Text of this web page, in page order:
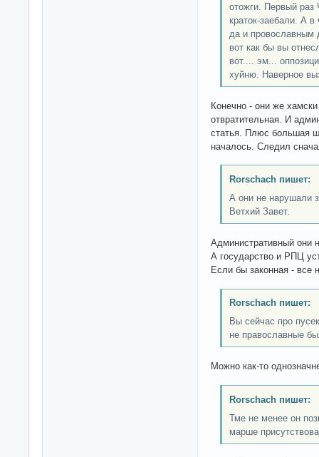
отожги. Первый
краток-заебали. А
да и провославным
вот как бы вы
вот.... эм...
хуйню. Наверное
Конечно - они же
отвратительная. И
статья. Плюс большая
началось. Следил
Rorschach пишет:
А они не нарушали
Ветхий Завет.
Административный они
А государство и РПЦ
Если бы законная - все
Rorschach пишет:
Вы сейчас про
не православные
Можно как-то
Rorschach пишет:
Тме не менее он
марше